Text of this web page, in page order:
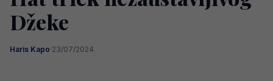
Džeke
Haris Kapo·23/07/2024